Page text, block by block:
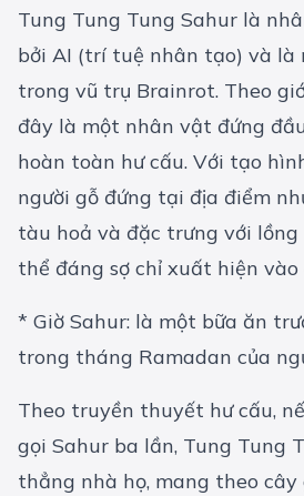
Tung Tung Tung Sahur là
bởi AI (trí tuệ nhân tạo) và là
trong vũ trụ Brainrot. Theo
đây là một nhân vật đứng
hoàn toàn hư cấu. Với tạo
người gỗ đứng tại địa điểm
tàu hoả và đặc trưng với lồng
thể đáng sợ chỉ xuất hiện vào
* Giờ Sahur: là một bữa ăn
trong tháng Ramadan của
Theo truyền thuyết hư cấu,
gọi Sahur ba lần, Tung Tung
thẳng nhà họ, mang theo